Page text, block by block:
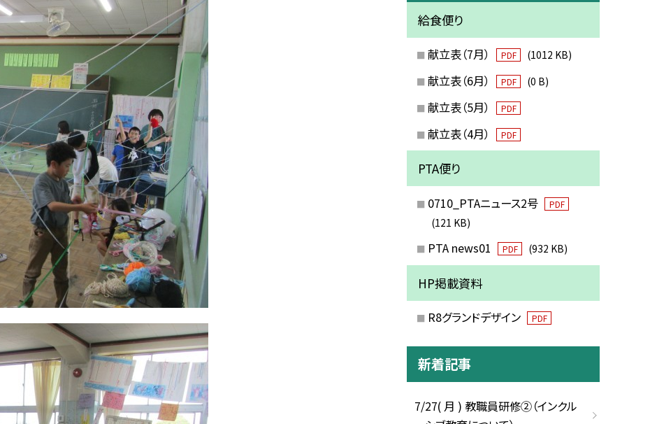
給食便り
献立表（7月） PDF (1012 KB)
献立表（6月） PDF (0 B)
献立表（5月） PDF
献立表（4月） PDF
PTA便り
0710_PTAニュース2号 PDF
(121 KB)
PTA news01 PDF (932 KB)
HP掲載資料
R8グランドデザイン PDF
新着記事
7/27( 月 ) 教職員研修②（インクル